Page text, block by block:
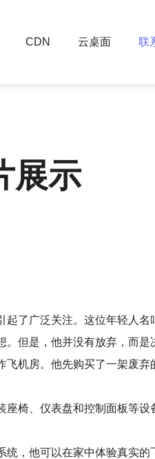
CDN 云桌面 联
展示
了广泛关注。这位年轻人名
但是，他并没有放弃，而是
机房。他先购买了一架废
椅、仪表盘和控制面板等设
，他可以在家中体验真实